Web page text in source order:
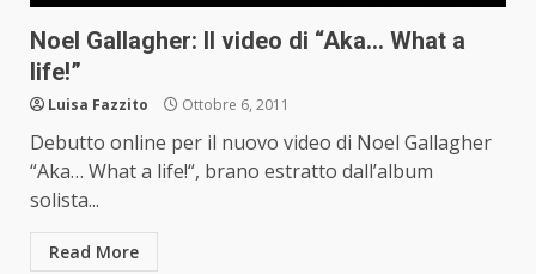
Noel Gallagher: Il video di “Aka… What a
life!”
Luisa Fazzito Ottobre 6, 2011
Debutto online per il nuovo video di Noel Gallagher
“Aka… What a life!“, brano estratto dall’album
solista...
Read More